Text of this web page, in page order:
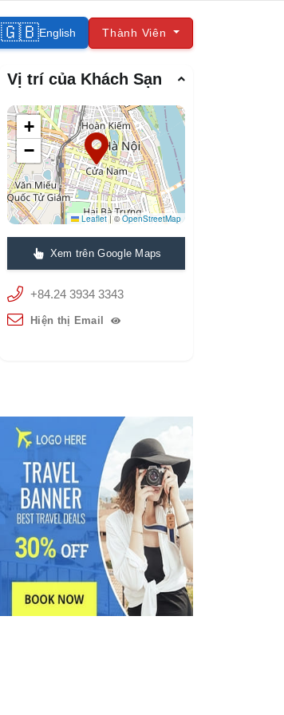
🇬🇧English Thành Viên
Vị trí của Khách Sạn
+
−
Leaflet |©OpenStreetMap
Xem trên Google Maps
+84.24 3934 3343
Hiện thị Email